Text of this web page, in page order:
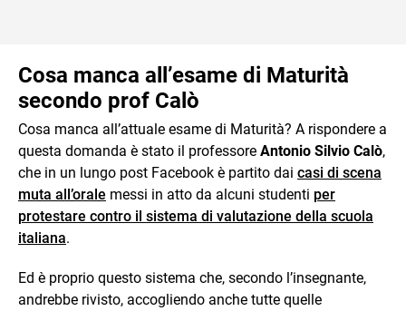
Cosa manca all’esame di Maturità
secondo prof Calò
Cosa manca all’attuale esame di Maturità? A rispondere a
questa domanda è stato il professore Antonio Silvio Calò,
che in un lungo post Facebook è partito dai casi di scena
muta all’orale messi in atto da alcuni studenti per
protestare contro il sistema di valutazione della scuola
italiana.
Ed è proprio questo sistema che, secondo l’insegnante,
andrebbe rivisto, accogliendo anche tutte quelle